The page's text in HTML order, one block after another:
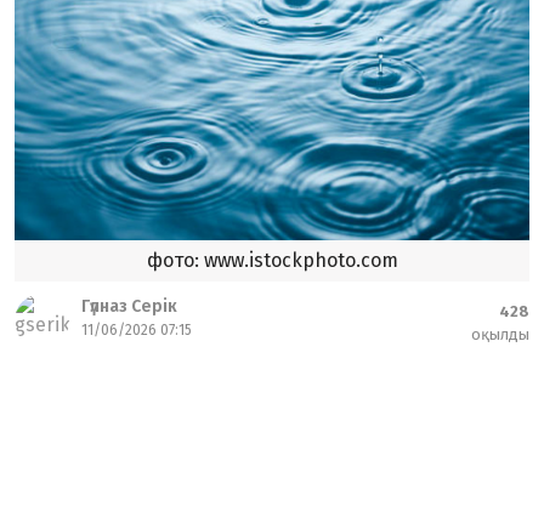
фото: www.istockphoto.com
Гүлназ Серік
11/06/2026 07:15
428
оқылды